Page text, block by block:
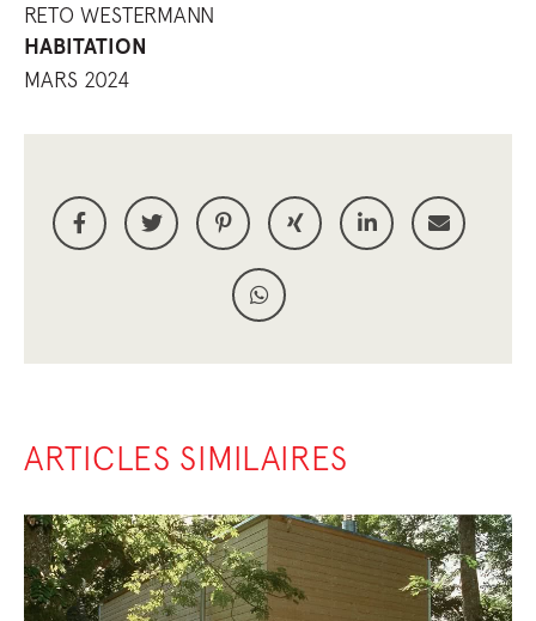
RETO WESTERMANN
HABITATION
MARS 2024
ARTICLES SIMILAIRES